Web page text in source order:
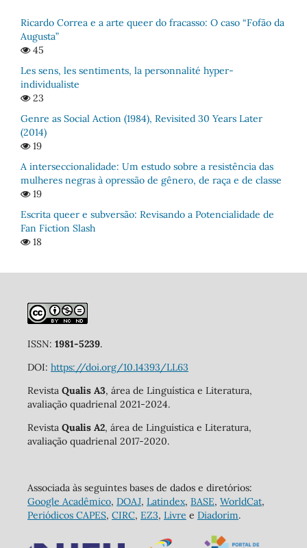
Ricardo Correa e a arte queer do fracasso: O caso “Fofão da
Augusta”
45
Les sens, les sentiments, la personnalité hyper-
individualiste
23
Genre as Social Action (1984), Revisited 30 Years Later
(2014)
19
A interseccionalidade: Um estudo sobre a resistência das
mulheres negras à opressão de gênero, de raça e de classe
19
Escrita queer e subversão: Revisando a Potencialidade de
Fan Fiction Slash
18
ISSN: 1981-5239.
DOI: https://doi.org/10.14393/LL63
Revista Qualis A3, área de Linguística e Literatura,
avaliação quadrienal 2021-2024.
Revista Qualis A2, área de Linguística e Literatura,
avaliação quadrienal 2017-2020.
Associada às seguintes bases de dados e diretórios:
Google Acadêmico, DOAJ, Latindex, BASE, WorldCat,
Periódicos CAPES, CIRC, EZ3, Livre e Diadorim.